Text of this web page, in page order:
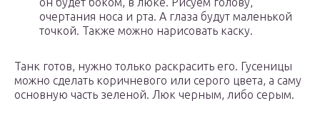
очертания носа и рта. А глаза будут маленькой
точкой. Также можно нарисовать каску.
Танк готов, нужно только раскрасить его. Гусеницы
можно сделать коричневого или серого цвета, а саму
основную часть зеленой. Люк черным, либо серым.